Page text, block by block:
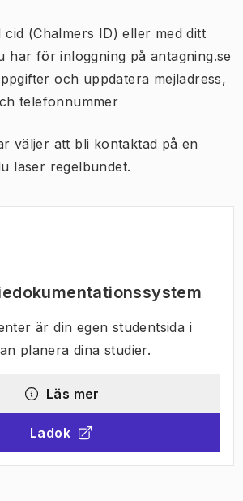
cid (Chalmers ID) eller med ditt
har för inloggning på antagning.se
och uppdatera mejladress,
telefonnummer
väljer att bli kontaktad på en
läser regelbundet.
är din egen studentsida i
planera dina studier.
Läs mer
Ladok
( Öppnas i ny flik